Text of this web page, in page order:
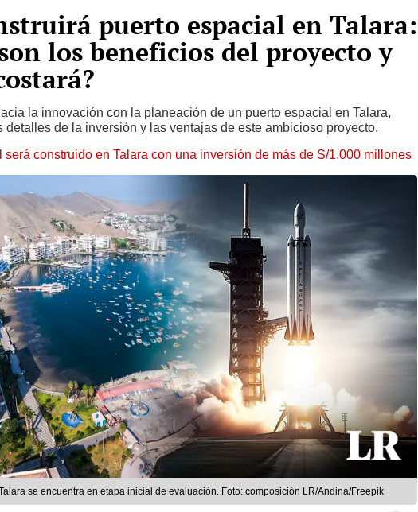
puerto espacial en Talara:
los beneficios del proyecto y
la innovación con la planeación de un puerto espacial en Talara,
detalles de la inversión y las ventajas de este ambicioso proyecto.
será construido en Talara con una inversión de más de S/1.000 millones
se encuentra en etapa inicial de evaluación. Foto: composición LR/Andina/Freepik